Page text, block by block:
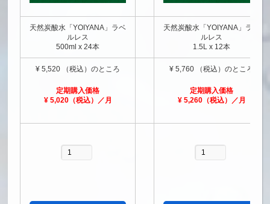
天然炭酸水「YOIYANA」ラベ
ルレス
500ml x 24本
天然炭酸水「YOIYANA」ラベ
ルレス
1.5L x 12本
¥ 5,520 （税込）のところ
定期購入価格
¥ 5,020（税込）／月
¥ 5,760 （税込）のところ
定期購入価格
¥ 5,260（税込）／月